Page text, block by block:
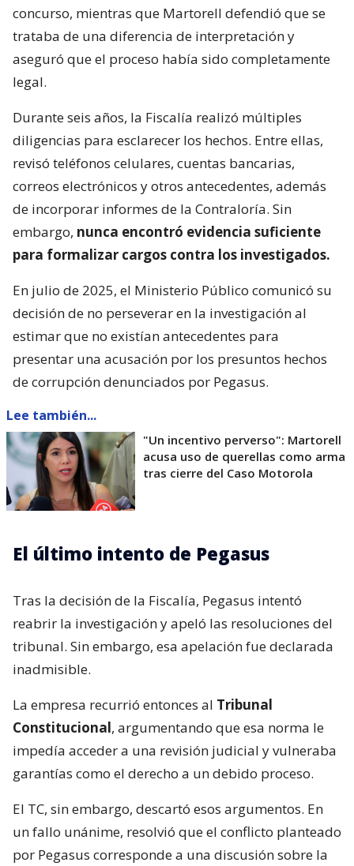
concurso, mientras que Martorell defendió que se
trataba de una diferencia de interpretación y
aseguró que el proceso había sido completamente
legal.
Durante seis años, la Fiscalía realizó múltiples
diligencias para esclarecer los hechos. Entre ellas,
revisó teléfonos celulares, cuentas bancarias,
correos electrónicos y otros antecedentes, además
de incorporar informes de la Contraloría. Sin
embargo, nunca encontró evidencia suficiente
para formalizar cargos contra los investigados.
En julio de 2025, el Ministerio Público comunicó su
decisión de no perseverar en la investigación al
estimar que no existían antecedentes para
presentar una acusación por los presuntos hechos
de corrupción denunciados por Pegasus.
Lee también...
"Un incentivo perverso": Martorell
acusa uso de querellas como arma
tras cierre del Caso Motorola
El último intento de Pegasus
Tras la decisión de la Fiscalía, Pegasus intentó
reabrir la investigación y apeló las resoluciones del
tribunal. Sin embargo, esa apelación fue declarada
inadmisible.
La empresa recurrió entonces al Tribunal
Constitucional, argumentando que esa norma le
impedía acceder a una revisión judicial y vulneraba
garantías como el derecho a un debido proceso.
El TC, sin embargo, descartó esos argumentos. En
un fallo unánime, resolvió que el conflicto planteado
por Pegasus corresponde a una discusión sobre la